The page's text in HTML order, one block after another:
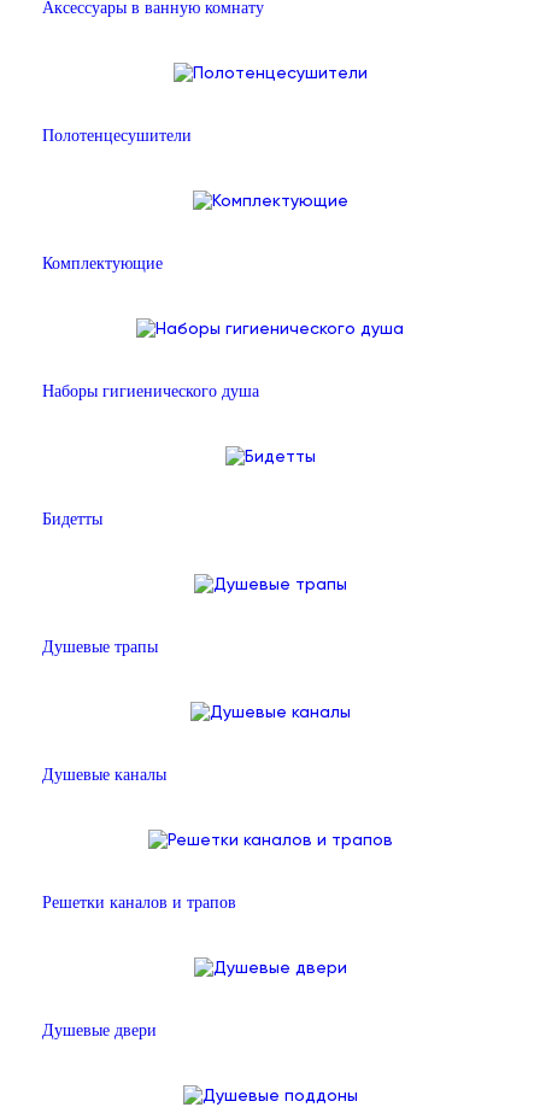
Аксессуары в ванную комнату
Полотенцесушители
Комплектующие
Наборы гигиенического душа
Бидетты
Душевые трапы
Душевые каналы
Решетки каналов и трапов
Душевые двери